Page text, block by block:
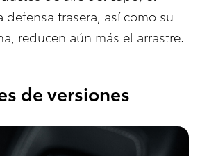
defensa trasera, así como su
reducen aún más el arrastre.
de versiones